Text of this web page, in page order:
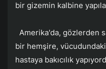
bir gizemin kalbine
Amerika'da, gözlerden
bir hemşire,
hastaya bakıcılık